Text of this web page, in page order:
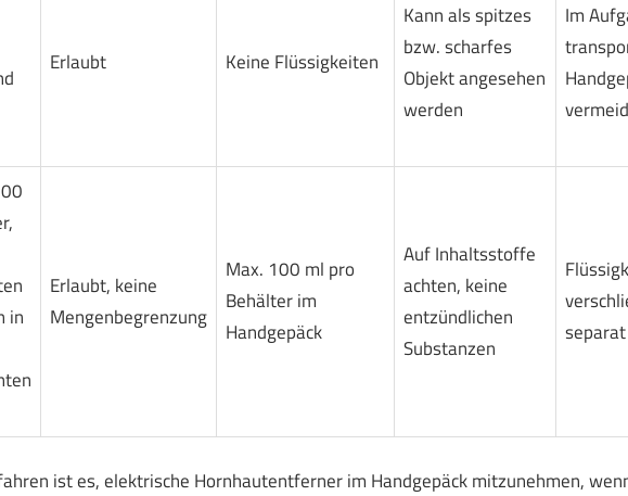
Erlaubt Keine Flüssigkeiten
Kann als spitzes
bzw. scharfes
Objekt angesehen
werden
Im
in
Erlaubt, keine
Mengenbegrenzung
Max. 100 ml pro
Behälter im
Handgepäck
Auf Inhaltsstoffe
achten, keine
entzündlichen
Substanzen
ist es, elektrische Hornhautentferner im Handgepäck mitzunehmen,